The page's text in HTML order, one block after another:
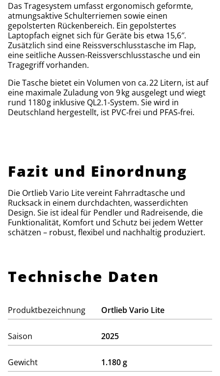
Das Tragesystem umfasst ergonomisch geformte,
atmungsaktive Schulterriemen sowie einen
gepolsterten Rückenbereich. Ein gepolstertes
Laptopfach eignet sich für Geräte bis etwa 15,6″.
Zusätzlich sind eine Reissverschlusstasche im Flap,
eine seitliche Aussen-Reissverschlusstasche und ein
Tragegriff vorhanden.
Die Tasche bietet ein Volumen von ca. 22 Litern, ist auf
eine maximale Zuladung von 9 kg ausgelegt und wiegt
rund 1180 g inklusive QL2.1-System. Sie wird in
Deutschland hergestellt, ist PVC‑frei und PFAS‑frei.
Fazit und Einordnung
Die Ortlieb Vario Lite vereint Fahrradtasche und
Rucksack in einem durchdachten, wasserdichten
Design. Sie ist ideal für Pendler und Radreisende, die
Funktionalität, Komfort und Schutz bei jedem Wetter
schätzen – robust, flexibel und nachhaltig produziert.
Technische Daten
Produktbezeichnung Ortlieb Vario Lite
Saison 2025
Gewicht 1.180 g